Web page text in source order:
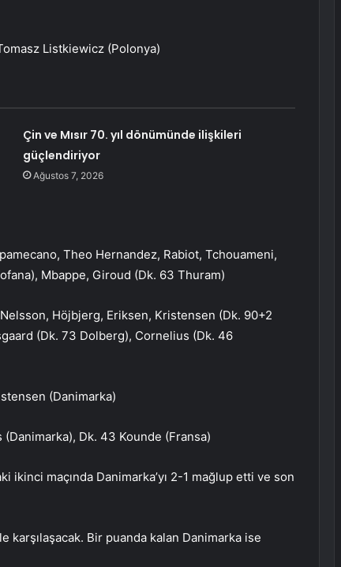
Listkiewicz (Polonya)
Çin ve Mısır 70. yıl dönümünde ilişkileri
güçlendiriyor
Ağustos 7, 2026
Theo Hernandez, Rabiot, Tchouameni,
Mbappe, Giroud (Dk. 63 Thuram)
Höjbjerg, Eriksen, Kristensen (Dk. 90+2
(Dk. 73 Dolberg), Cornelius (Dk. 46
(Danimarka)
Dk. 43 Kounde (Fransa)
ikinci maçında Danimarka’yı 2-1 mağlup etti ve son
karşılaşacak. Bir puanda kalan Danimarka ise